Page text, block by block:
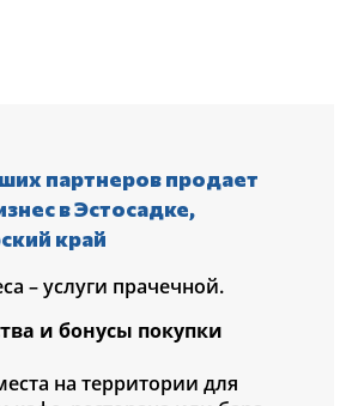
партнеров продает
в Эстосадке,
край
– услуги прачечной.
и бонусы покупки
на территории для